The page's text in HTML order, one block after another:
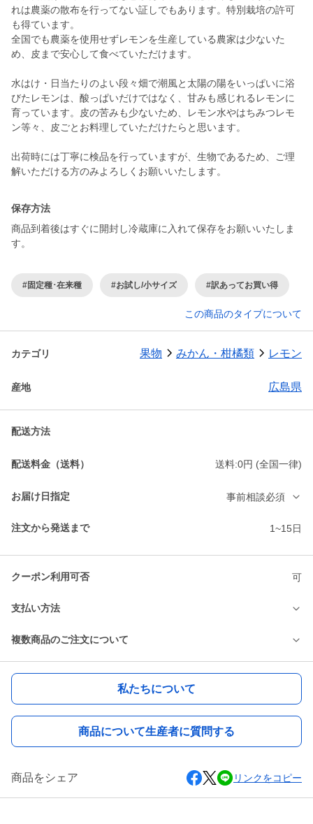
れは農薬の散布を行ってない証しでもあります。特別栽培の許可
も得ています。
全国でも農薬を使用せずレモンを生産している農家は少ないた
め、皮まで安心して食べていただけます。
水はけ・日当たりのよい段々畑で潮風と太陽の陽をいっぱいに浴
びたレモンは、酸っぱいだけではなく、甘みも感じれるレモンに
育っています。皮の苦みも少ないため、レモン水やはちみつレモ
ン等々、皮ごとお料理していただけたらと思います。
出荷時には丁寧に検品を行っていますが、生物であるため、ご理
解いただける方のみよろしくお願いいたします。
保存方法
商品到着後はすぐに開封し冷蔵庫に入れて保存をお願いいたしま
す。
#固定種･在来種 #お試し/小サイズ #訳あってお買い得
この商品のタイプについて
カテゴリ 果物 みかん・柑橘類 レモン
産地 広島県
配送方法
配送料金（送料） 送料:0円 (全国一律)
お届け日指定 事前相談必須
注文から発送まで 1~15日
クーポン利用可否 可
支払い方法
複数商品のご注文について
私たちについて
商品について生産者に質問する
商品をシェア リンクをコピー